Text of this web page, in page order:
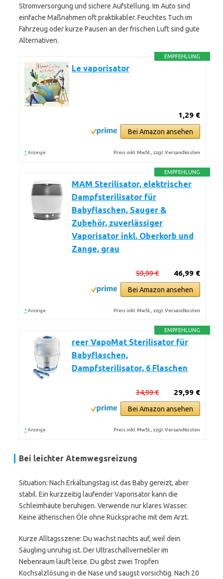
Stromversorgung und sichere Aufstellung. Im Auto sind
einfache Maßnahmen oft praktikabler. Feuchtes Tuch im
Fahrzeug oder kurze Pausen an der frischen Luft sind gute
Alternativen.
EMPFEHLUNG
Le vaporisator
1,29 €
Bei Amazon ansehen
* Anzeige Preis inkl. MwSt., zzgl. Versandkosten
EMPFEHLUNG
MAM Sterilisator, elektrischer
Dampfsterilisator für
Babyflaschen, Sauger &
Zubehör, zuverlässiger
Vaporisator inkl. Oberkorb und
Zange, grau
46,99 €
59,99 €
Bei Amazon ansehen
* Anzeige Preis inkl. MwSt., zzgl. Versandkosten
EMPFEHLUNG
reer VapoMat Sterilisator für
Babyflaschen,
Dampfsterilisator, 6 Flaschen
29,99 €
34,99 €
Bei Amazon ansehen
* Anzeige Preis inkl. MwSt., zzgl. Versandkosten
Bei leichter Atemwegsreizung
Situation: Nach Erkältungstag ist das Baby gereizt, aber
stabil. Ein kurzzeitig laufender Vaporisator kann die
Schleimhäute beruhigen. Verwende nur klares Wasser.
Keine ätherischen Öle ohne Rücksprache mit dem Arzt.
Kurze Alltagsszene: Du wachst nachts auf, weil dein
Säugling unruhig ist. Der Ultraschallvernebler im
Nebenraum läuft leise. Du gibst zwei Tropfen
Kochsalzlösung in die Nase und saugst vorsichtig. Nach 20